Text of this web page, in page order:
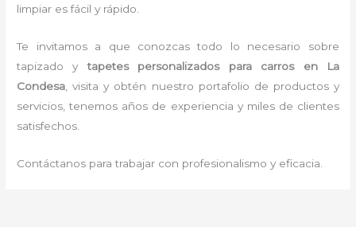
limpiar es fácil y rápido.
Te invitamos a que conozcas todo lo necesario sobre
tapizado ytapetes personalizados para carros en La
Condesa , visita y obtén nuestro portafolio de productos y
servicios, tenemos años de experiencia y miles de clientes
satisfechos.
Contáctanos para trabajar con profesionalismo y eficacia.